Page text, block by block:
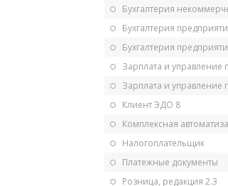
Бухгалтерия
Бухгалтерия
Бухгалтерия
Зарплата и управление
Зарплата и управление
Клиент ЭДО 8
Комплексная
Налогоплательщик
Платежные документы
Розница, редакция 2.3